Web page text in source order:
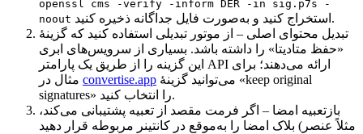
openssl cms -verify -inform DER -in sig.p7s -
noout
استخراج کنید و به‌صورت فایل جداگانه ذخیره کنید.
تبدیل محتوای اصلی – از موتور تبدیلی استفاده کنید که گزینهٔ
«حفظ متادیتا» را داشته باشد. بسیاری از سرویس‌های ابری
این گزینه را از طریق یک پارامتر API ارائه می‌دهند؛ برای
convertise.app
signatures» را انتخاب کنید.
بازتعبیه امضا – اگر فرمت مقصد از تعبیه پشتیبانی می‌کند،
بلاک امضا را به‌موقع در کانتینر مربوطه قرار دهید (مثلاً عنصر